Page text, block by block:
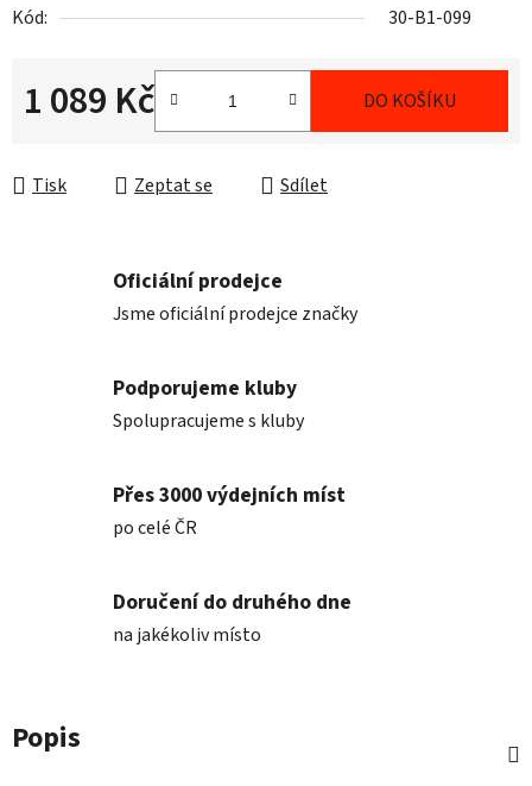
Kód:
30-B1-099
1 089 Kč DO KOŠÍKU
Tisk Zeptat se Sdílet
Oficiální prodejce
Jsme oficiální prodejce značky
Podporujeme kluby
Spolupracujeme s kluby
Přes 3000 výdejních míst
po celé ČR
Doručení do druhého dne
na jakékoliv místo
Popis